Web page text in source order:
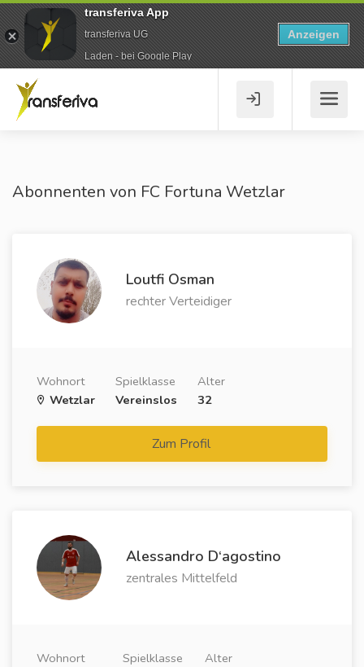
Abonnenten von FC Fortuna Wetzlar
Loutfi Osman
rechter Verteidiger
Wohnort
Wetzlar
Spielklasse
Vereinslos
Alter
32
Zum Profil
Alessandro D‘agostino
zentrales Mittelfeld
Wohnort
Spielklasse
Alter
transferiva App
transferiva UG
Laden - bei Google Play
Anzeigen